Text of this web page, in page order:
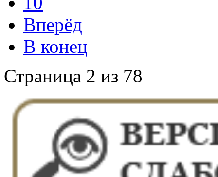
Вперёд
В конец
Страница 2 из 78